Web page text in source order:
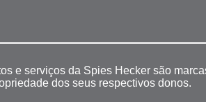
e serviços da Spies Hecker são
dos seus respectivos donos.